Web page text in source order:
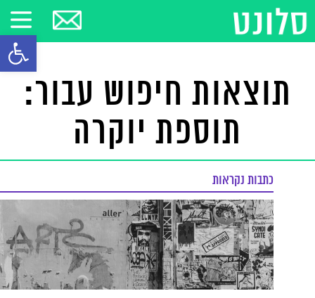
פתח
תוצאות חיפוש עבור:
תוספת יוקרה
כתבות נקראות